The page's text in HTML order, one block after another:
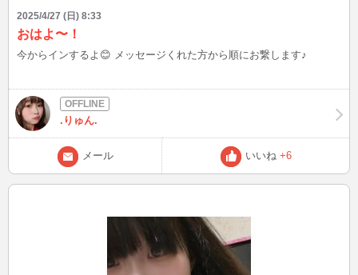
2025/4/27 (日) 8:33
おはよ〜！
今からインするよ😊 メッセージくれた方から順にお繋します♪
.りゅん.
メール いいね +6